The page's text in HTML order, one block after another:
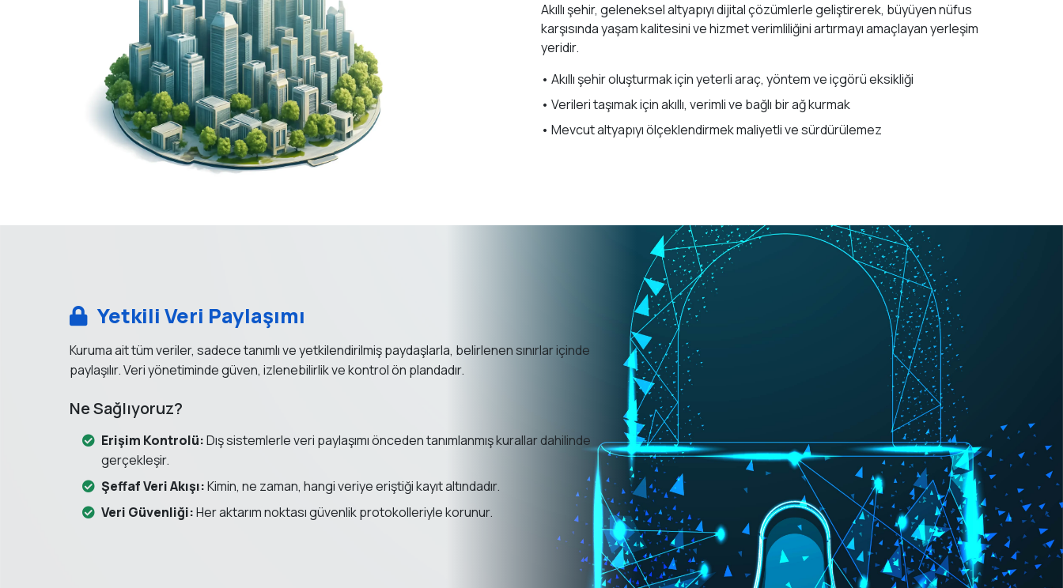
Akıllı şehir, geleneksel altyapıyı dijital çözümlerle geliştirerek, büyüyen nüfus
karşısında yaşam kalitesini ve hizmet verimliliğini artırmayı amaçlayan yerleşim
yeridir.
• Akıllı şehir oluşturmak için yeterli araç, yöntem ve içgörü eksikliği
• Verileri taşımak için akıllı, verimli ve bağlı bir ağ kurmak
• Mevcut altyapıyı ölçeklendirmek maliyetli ve sürdürülemez
Yetkili Veri Paylaşımı
Kuruma ait tüm veriler, sadece tanımlı ve yetkilendirilmiş paydaşlarla, belirlenen sınırlar içinde
paylaşılır. Veri yönetimindegüven, izlenebilirlik ve kontrolön plandadır.
Ne Sağlıyoruz?
Erişim Kontrolü:Dış sistemlerle veri paylaşımı önceden tanımlanmış kurallar dahilinde
gerçekleşir.
Şeffaf Veri Akışı:Kimin, ne zaman, hangi veriye eriştiği kayıt altındadır.
Veri Güvenliği:Her aktarım noktası güvenlik protokolleriyle korunur.